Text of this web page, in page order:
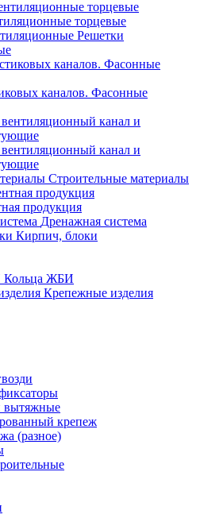
торцевые
Решетки
каналов. Фасонные
канал и
канал и
Строительные материалы
продукция
Дренажная система
Кирпич, блоки
Кольца ЖБИ
Крепежные изделия
вытяжные
крепеж
(разное)